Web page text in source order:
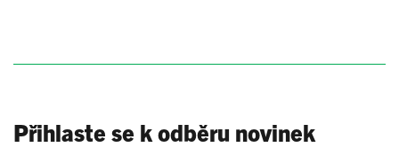
Přihlaste se k odběru novinek